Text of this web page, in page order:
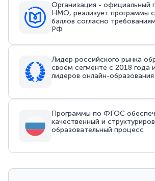
Организация - официальный
НМО, реализует программы
баллов согласно
РФ
Лидер российского рынка
своём сегменте с 2018
лидеров онлайн-
Программы по ФГОС
качественный и
образовательный процесс